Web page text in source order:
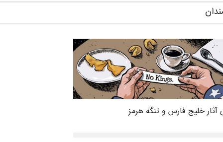
آثار خلیج فارس و تنگه هرمز